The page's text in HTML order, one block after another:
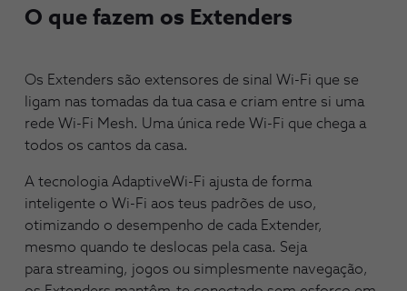
O que fazem os Extenders
Os Extenders são extensores de sinal Wi-Fi que se
ligam nas tomadas da tua casa e criam entre si uma
rede Wi-Fi Mesh. Uma única rede Wi-Fi que chega a
todos os cantos da casa.​
A tecnologia AdaptiveWi-Fi ajusta de forma
inteligente o Wi-Fi aos teus padrões de uso,
otimizando o desempenho de cada Extender,
mesmo quando te deslocas pela casa. Seja
para streaming, jogos ou simplesmente navegação,